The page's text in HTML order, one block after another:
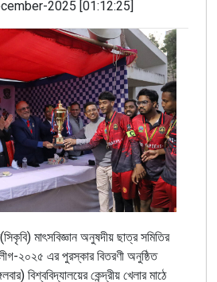
2025 [01:12:25]
মাৎসবিজ্ঞান অনুষদীয় ছাত্র সমিতির
২০২৫ এর পুরস্কার বিতরণী অনুষ্ঠিত
বিশ্ববিদ্যালয়ের কেন্দ্রীয় খেলার মাঠে